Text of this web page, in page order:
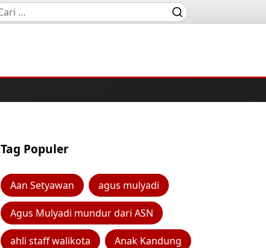
Tag Populer
Aan Setyawan agus mulyadi
Agus Mulyadi mundur dari ASN
ahli staff walikota Anak Kandung